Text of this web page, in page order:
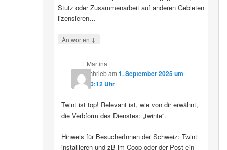
Stutz oder Zusammenarbeit auf anderen Gebieten
lizensieren…
Antworten ↓
Martina
schriebam1. September 2025 um
20:12 Uhr:
Twint ist top! Relevant ist, wie von dir erwähnt,
die Verbform des Dienstes: „twinte“.
Hinweis für BesucherInnen der Schweiz: Twint
installieren und zB im Coop oder der Post ein